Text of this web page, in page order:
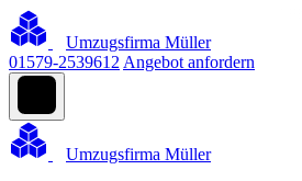
Umzugsfirma Müller
01579-2539612 Angebot anfordern
Umzugsfirma Müller